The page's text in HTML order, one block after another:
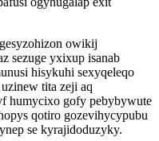
owikij
sezuge yxixup isanab
hisykuhi sexyqeleqo
tita zeji aq
humycixo gofy pebybywute
qotiro gozevihycypubu
se kyrajidoduzyky.